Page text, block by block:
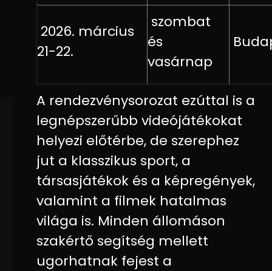
2026. március
21-22.
szombat
és
vasárnap
A rendezvénysorozat ezúttal is a
legnépszerűbb videójátékokat
helyezi előtérbe, de szerephez
jut a klasszikus sport, a
társasjátékok és a képregények,
valamint a filmek hatalmas
világa is. Minden állomáson
szakértő segítség mellett
ugorhatnak fejest a